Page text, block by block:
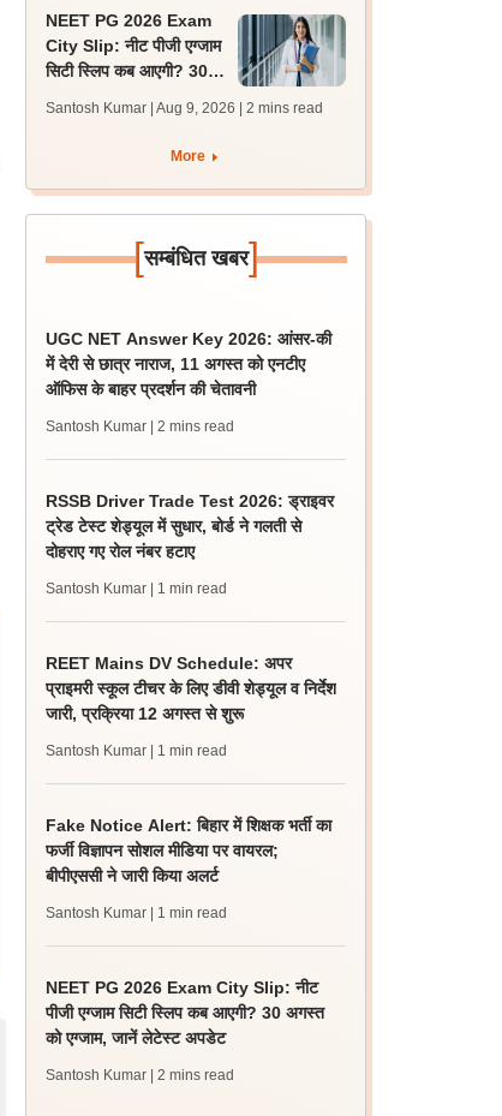
NEET PG 2026 Exam
City Slip: नीट पीजी एग्जाम
सिटी स्लिप कब आएगी? 30
Santosh Kumar | Aug 9, 2026 | 2 mins read
More
[सम्बंधित खबर]
UGC NET Answer Key 2026: आंसर-की
में देरी से छात्र नाराज, 11 अगस्त को एनटीए
ऑफिस के बाहर प्रदर्शन की चेतावनी
Santosh Kumar | 2 mins read
RSSB Driver Trade Test 2026: ड्राइवर
ट्रेड टेस्ट शेड्यूल में सुधार, बोर्ड ने गलती से
दोहराए गए रोल नंबर हटाए
Santosh Kumar | 1 min read
REET Mains DV Schedule: अपर
प्राइमरी स्कूल टीचर के लिए डीवी शेड्यूल व निर्देश
जारी, प्रक्रिया 12 अगस्त से शुरू
Santosh Kumar | 1 min read
Fake Notice Alert: बिहार में शिक्षक भर्ती का
फर्जी विज्ञापन सोशल मीडिया पर वायरल;
बीपीएससी ने जारी किया अलर्ट
Santosh Kumar | 1 min read
NEET PG 2026 Exam City Slip: नीट
पीजी एग्जाम सिटी स्लिप कब आएगी? 30 अगस्त
को एग्जाम, जानें लेटेस्ट अपडेट
Santosh Kumar | 2 mins read